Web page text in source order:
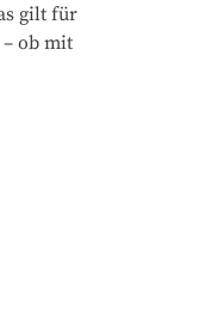
gilt für
ob mit